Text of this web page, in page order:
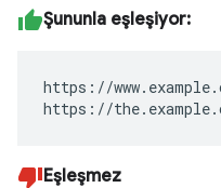
Şununla eşleşiyor:
https://
https://
Eşleşmez